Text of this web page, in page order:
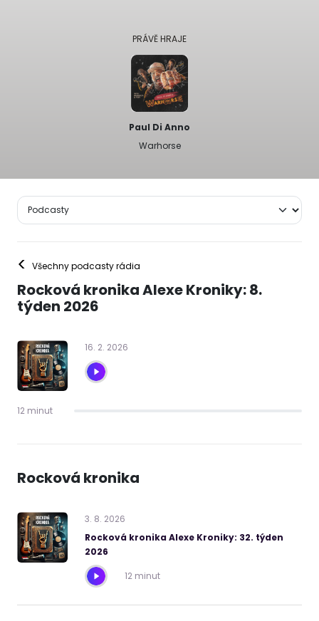
PRÁVĚ HRAJE
Paul Di Anno
Warhorse
< Všechny podcasty rádia
Rocková kronika Alexe Kroniky: 8.
týden 2026
16. 2. 2026
12 minut
Rocková kronika
3. 8. 2026
Rocková kronika Alexe Kroniky: 32. týden
2026
12 minut